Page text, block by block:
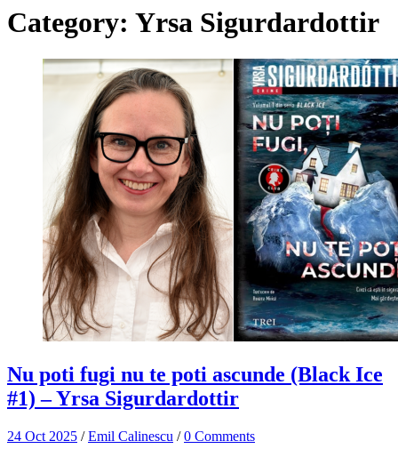
Category: Yrsa Sigurdardottir
Nu poti fugi nu te poti ascunde (Black Ice
#1) – Yrsa Sigurdardottir
24 Oct 2025 /Emil Calinescu /0 Comments